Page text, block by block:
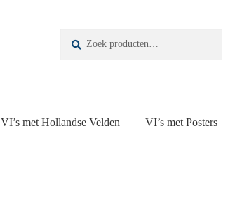
Zoeken
VI’s met Hollandse Velden VI’s met Posters